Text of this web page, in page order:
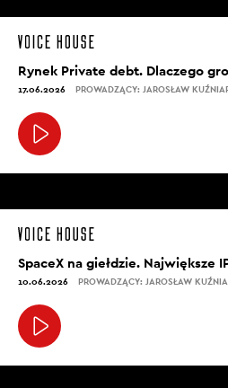
Rynek Private debt. Dlaczego
17.06.2026 PROWADZĄCY: JAROSŁAW
SpaceX na giełdzie. Największe
10.06.2026 PROWADZĄCY: JAROSŁAW